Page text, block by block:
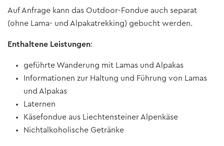
Auf Anfrage kann das Outdoor-Fondue auch separat
(ohne Lama- und Alpakatrekking) gebucht werden.
Enthaltene Leistungen:
geführte Wanderung mit Lamas und Alpakas
Informationen zur Haltung und Führung von Lamas
und Alpakas
Laternen
Käsefondue aus Liechtensteiner Alpenkäse
Nichtalkoholische Getränke